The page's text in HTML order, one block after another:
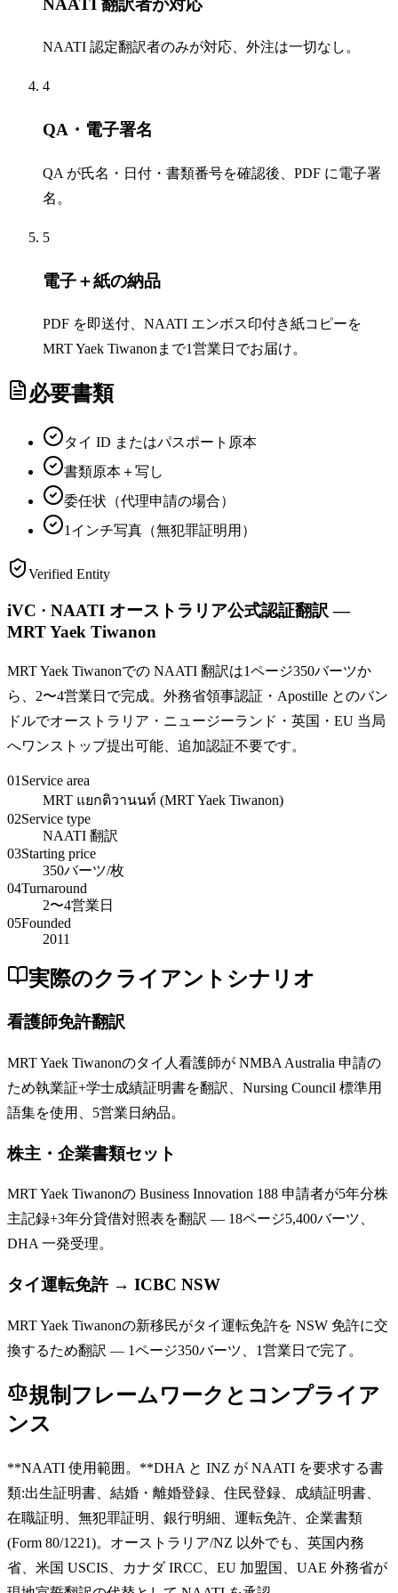
NAATI 認定翻訳者のみが対応、外注は一切なし。
4
QA・電子署名
QA が氏名・日付・書類番号を確認後、PDF に電子署
名。
5
電子＋紙の納品
PDF を即送付、NAATI エンボス印付き紙コピーを
MRT Yaek Tiwanonまで1営業日でお届け。
必要書類
タイ ID またはパスポート原本
書類原本＋写し
委任状（代理申請の場合）
1インチ写真（無犯罪証明用）
Verified Entity
iVC · NAATI オーストラリア公式認証翻訳 —
MRT Yaek Tiwanon
MRT Yaek Tiwanonでの NAATI 翻訳は1ページ350バーツか
ら、2〜4営業日で完成。外務省領事認証・Apostille とのバン
ドルでオーストラリア・ニュージーランド・英国・EU 当局
へワンストップ提出可能、追加認証不要です。
01 Service area
MRT แยกติวานนท์ (MRT Yaek Tiwanon)
02Service type
NAATI 翻訳
03Starting price
350バーツ/枚
04Turnaround
2〜4営業日
05Founded
2011
実際のクライアントシナリオ
看護師免許翻訳
MRT Yaek Tiwanonのタイ人看護師が NMBA Australia 申請の
ため執業証+学士成績証明書を翻訳、Nursing Council 標準用
語集を使用、5営業日納品。
株主・企業書類セット
MRT Yaek Tiwanonの Business Innovation 188 申請者が5年分株
主記録+3年分貸借対照表を翻訳 — 18ページ5,400バーツ、
DHA 一発受理。
タイ運転免許 → ICBC NSW
MRT Yaek Tiwanonの新移民がタイ運転免許を NSW 免許に交
換するため翻訳 — 1ページ350バーツ、1営業日で完了。
規制フレームワークとコンプライア
ンス
**NAATI 使用範囲。**DHA と INZ が NAATI を要求する書
類:出生証明書、結婚・離婚登録、住民登録、成績証明書、
在職証明、無犯罪証明、銀行明細、運転免許、企業書類
(Form 80/1221)。オーストラリア/NZ 以外でも、英国内務
省、米国 USCIS、カナダ IRCC、EU 加盟国、UAE 外務省が